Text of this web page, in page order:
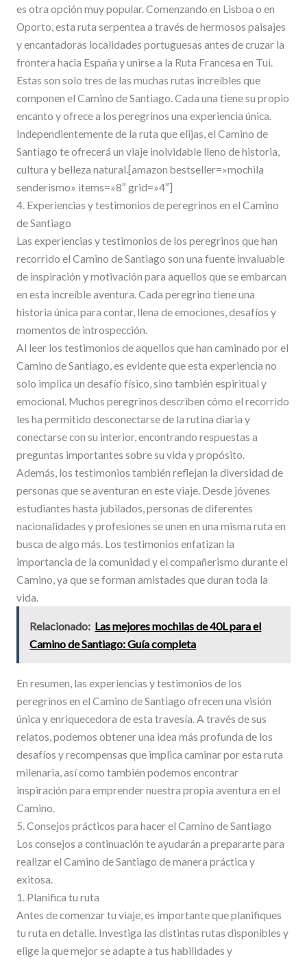
es otra opción muy popular. Comenzando en Lisboa o en
Oporto, esta ruta serpentea a través de hermosos paisajes
y encantadoras localidades portuguesas antes de cruzar la
frontera hacia España y unirse a la Ruta Francesa en Tui.
Estas son solo tres de las muchas rutas increíbles que
componen el Camino de Santiago. Cada una tiene su propio
encanto y ofrece a los peregrinos una experiencia única.
Independientemente de la ruta que elijas, el Camino de
Santiago te ofrecerá un viaje inolvidable lleno de historia,
cultura y belleza natural.[amazon bestseller=»mochila
senderismo» items=»8″ grid=»4″]
4. Experiencias y testimonios de peregrinos en el Camino
de Santiago
Las experiencias y testimonios de los peregrinos que han
recorrido el Camino de Santiago son una fuente invaluable
de inspiración y motivación para aquellos que se embarcan
en esta increíble aventura. Cada peregrino tiene una
historia única para contar, llena de emociones, desafíos y
momentos de introspección.
Al leer los testimonios de aquellos que han caminado por el
Camino de Santiago, es evidente que esta experiencia no
solo implica un desafío físico, sino también espiritual y
emocional. Muchos peregrinos describen cómo el recorrido
les ha permitido desconectarse de la rutina diaria y
conectarse con su interior, encontrando respuestas a
preguntas importantes sobre su vida y propósito.
Además, los testimonios también reflejan la diversidad de
personas que se aventuran en este viaje. Desde jóvenes
estudiantes hasta jubilados, personas de diferentes
nacionalidades y profesiones se unen en una misma ruta en
busca de algo más. Los testimonios enfatizan la
importancia de la comunidad y el compañerismo durante el
Camino, ya que se forman amistades que duran toda la
vida.
Relacionado: Las mejores mochilas de 40L para el
Camino de Santiago: Guía completa
En resumen, las experiencias y testimonios de los
peregrinos en el Camino de Santiago ofrecen una visión
única y enriquecedora de esta travesía. A través de sus
relatos, podemos obtener una idea más profunda de los
desafíos y recompensas que implica caminar por esta ruta
milenaria, así como también podemos encontrar
inspiración para emprender nuestra propia aventura en el
Camino.
5. Consejos prácticos para hacer el Camino de Santiago
Los consejos a continuación te ayudarán a prepararte para
realizar el Camino de Santiago de manera práctica y
exitosa.
1. Planifica tu ruta
Antes de comenzar tu viaje, es importante que planifiques
tu ruta en detalle. Investiga las distintas rutas disponibles y
elige la que mejor se adapte a tus habilidades y